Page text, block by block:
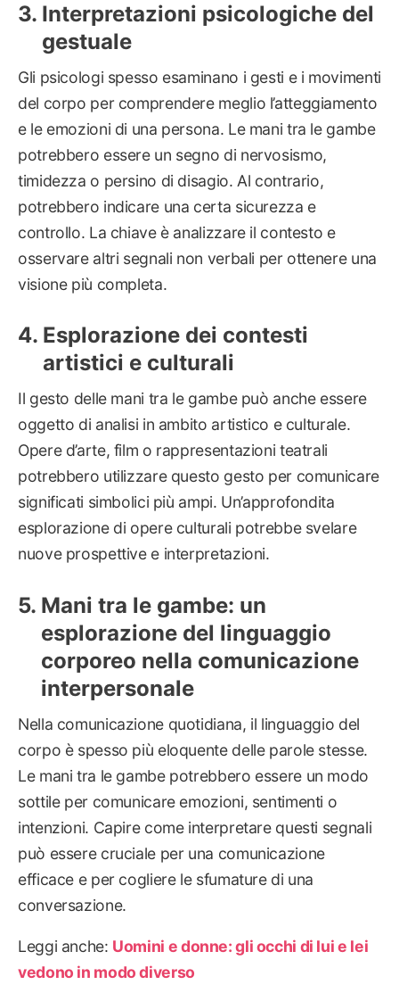
Interpretazioni psicologiche del
gestuale
Gli psicologi spesso esaminano i gesti e i movimenti
del corpo per comprendere meglio l’atteggiamento
e le emozioni di una persona. Le mani tra le gambe
potrebbero essere un segno di nervosismo,
timidezza o persino di disagio. Al contrario,
potrebbero indicare una certa sicurezza e
controllo. La chiave è analizzare il contesto e
osservare altri segnali non verbali per ottenere una
visione più completa.
Esplorazione dei contesti
artistici e culturali
Il gesto delle mani tra le gambe può anche essere
oggetto di analisi in ambito artistico e culturale.
Opere d’arte, film o rappresentazioni teatrali
potrebbero utilizzare questo gesto per comunicare
significati simbolici più ampi. Un’approfondita
esplorazione di opere culturali potrebbe svelare
nuove prospettive e interpretazioni.
Mani tra le gambe: un
esplorazione del linguaggio
corporeo nella comunicazione
interpersonale
Nella comunicazione quotidiana, il linguaggio del
corpo è spesso più eloquente delle parole stesse.
Le mani tra le gambe potrebbero essere un modo
sottile per comunicare emozioni, sentimenti o
intenzioni. Capire come interpretare questi segnali
può essere cruciale per una comunicazione
efficace e per cogliere le sfumature di una
conversazione.
Leggi anche: Uomini e donne: gli occhi di lui e lei
vedono in modo diverso